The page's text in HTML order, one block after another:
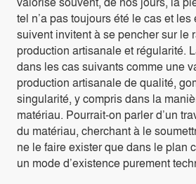
tel n’a pas toujours été le cas et
suivent invitent à se pencher sur le
production artisanale et régularité.
dans les cas suivants comme une
production artisanale de qualité,
singularité, y compris dans la
matériau. Pourrait-on parler d’un
du matériau, cherchant à le
ne le faire exister que dans le plan
un mode d’existence purement